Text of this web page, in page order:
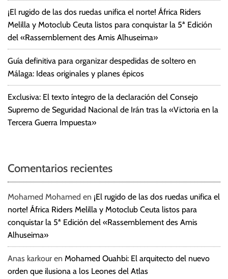
¡El rugido de las dos ruedas unifica el norte! África Riders
Melilla y Motoclub Ceuta listos para conquistar la 5ª Edición
del «Rassemblement des Amis Alhuseima»
Guía definitiva para organizar despedidas de soltero en
Málaga: Ideas originales y planes épicos
Exclusiva: El texto íntegro de la declaración del Consejo
Supremo de Seguridad Nacional de Irán tras la «Victoria en la
Tercera Guerra Impuesta»
Comentarios recientes
Mohamed Mohamed en ¡El rugido de las dos ruedas unifica el
norte! África Riders Melilla y Motoclub Ceuta listos para
conquistar la 5ª Edición del «Rassemblement des Amis
Alhuseima»
Anas karkour en Mohamed Ouahbi: El arquitecto del nuevo
orden que ilusiona a los Leones del Atlas